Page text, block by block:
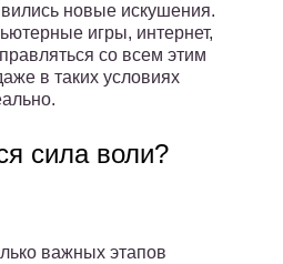
новые искушения.
игры, интернет,
со всем этим
в таких условиях
сила воли?
важных этапов